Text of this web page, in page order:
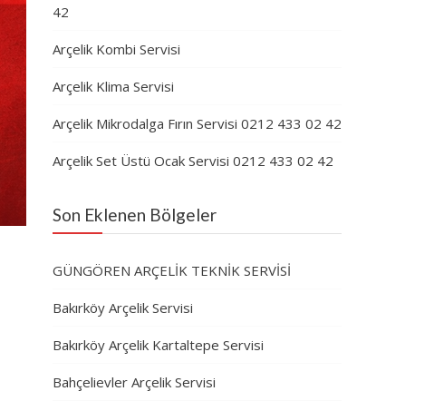
42
Arçelik Kombi Servisi
Arçelik Klima Servisi
Arçelik Mikrodalga Fırın Servisi 0212 433 02 42
Arçelik Set Üstü Ocak Servisi 0212 433 02 42
Son Eklenen Bölgeler
GÜNGÖREN ARÇELİK TEKNİK SERVİSİ
Bakırköy Arçelik Servisi
Bakırköy Arçelik Kartaltepe Servisi
Bahçelievler Arçelik Servisi